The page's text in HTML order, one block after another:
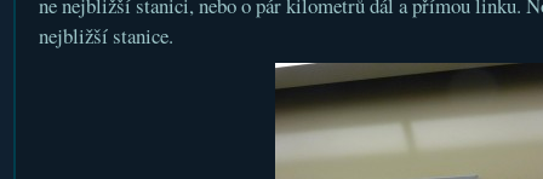
nejbližší stanice.